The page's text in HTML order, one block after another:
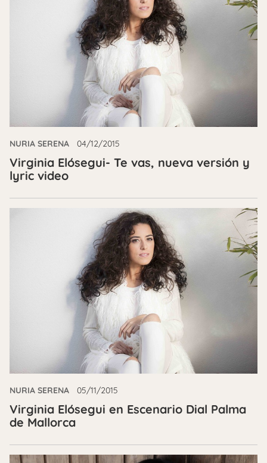
NURIA SERENA 04/12/2015
Virginia Elósegui- Te vas, nueva versión y
lyric video
NURIA SERENA 05/11/2015
Virginia Elósegui en Escenario Dial Palma
de Mallorca